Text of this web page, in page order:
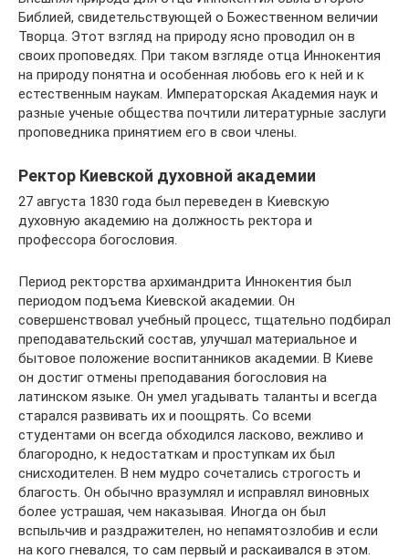
Библией, свидетельствующей о Божественном величии
Творца. Этот взгляд на природу ясно проводил он в
своих проповедях. При таком взгляде отца Иннокентия
на природу понятна и особенная любовь его к ней и к
естественным наукам. Императорская Академия наук и
разные ученые общества почтили литературные заслуги
проповедника принятием его в свои члены.
Ректор Киевской духовной академии
27 августа 1830 года был переведен в Киевскую
духовную академию на должность ректора и
профессора богословия.
Период ректорства архимандрита Иннокентия был
периодом подъема Киевской академии. Он
совершенствовал учебный процесс, тщательно подбирал
преподавательский состав, улучшал материальное и
бытовое положение воспитанников академии. В Киеве
он достиг отмены преподавания богословия на
латинском языке. Он умел угадывать таланты и всегда
старался развивать их и поощрять. Со всеми
студентами он всегда обходился ласково, вежливо и
благородно, к недостаткам и проступкам их был
снисходителен. В нем мудро сочетались строгость и
благость. Он обычно вразумлял и исправлял виновных
более устрашая, чем наказывая. Иногда он был
вспыльчив и раздражителен, но непамятозлобив и если
на кого гневался, то сам первый и раскаивался в этом.